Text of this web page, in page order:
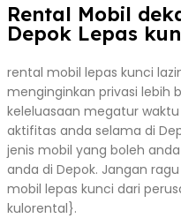
Rental Mobil
Depok Lepas
rental mobil lepas kunci
menginginkan privasi lebih
keleluasaan megatur
aktifitas anda selama di
jenis mobil yang boleh
anda di Depok. Jangan
mobil lepas kunci dari
kulorental}.